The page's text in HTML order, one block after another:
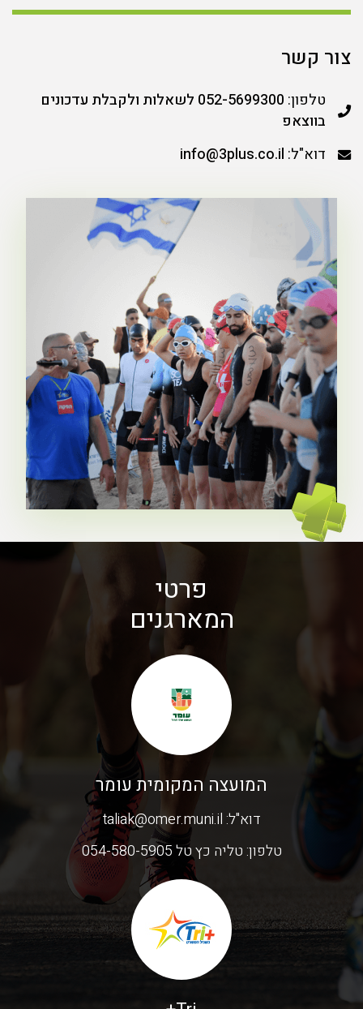
צור קשר
טלפון:
052-5699300 לשאלות ולקבלת עדכונים
בווצאפ
דוא"ל: info@3plus.co.il
פרטי
המארגנים
המועצה המקומית עומר
דוא"ל: taliak@omer.muni.il
טלפון: טליה כץ טל 054-580-5905